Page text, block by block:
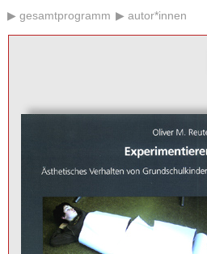
gesamtprogramm autor*innen